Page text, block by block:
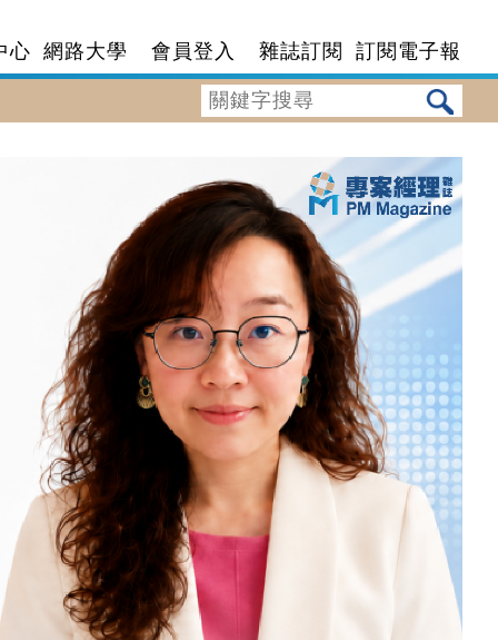
心 網路大學 會員登入 雜誌訂閱 訂閱電子報